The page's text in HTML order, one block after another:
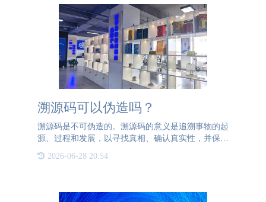
溯源码可以伪造吗？
溯源码是不可伪造的。溯源码的意义是追溯事物的起
源、过程和发展，以寻找真相、确认真实性，并保证
产品或信息的可信度和可追溯性。溯源的价值在于提
供了一种有效的手段来追查和解决问题，保护消费者
2026-06-28 20:54